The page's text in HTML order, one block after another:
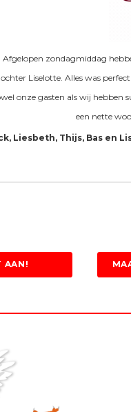
Afgelopen zondagmiddag
Liselotte. Alles was
onze gasten als wij hebben
een nette
Liesbeth, Thijs, Bas en
AAN!